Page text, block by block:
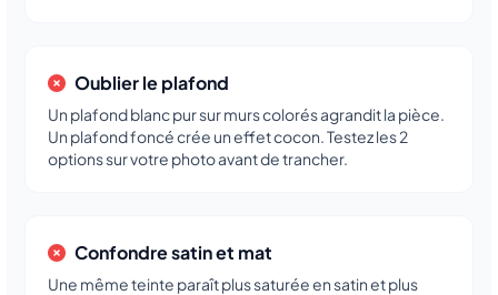
Oublier le plafond
Un plafond blanc pur sur murs colorés agrandit la pièce.
Un plafond foncé crée un effet cocon. Testez les 2
options sur votre photo avant de trancher.
Confondre satin et mat
Une même teinte paraît plus saturée en satin et plus